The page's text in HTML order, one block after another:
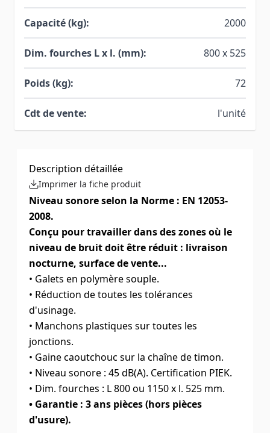
Capacité (kg): 2000
Dim. fourches L x l. (mm): 800 x 525
Poids (kg): 72
Cdt de vente: l'unité
Description détaillée
Imprimer la fiche produit
Niveau sonore selon la Norme : EN 12053-
2008.
Conçu pour travailler dans des zones où le
niveau de bruit doit être réduit : livraison
nocturne, surface de vente...
• Galets en polymère souple.
• Réduction de toutes les tolérances
d'usinage.
• Manchons plastiques sur toutes les
jonctions.
• Gaine caoutchouc sur la chaîne de timon.
• Niveau sonore : 45 dB(A). Certification PIEK.
• Dim. fourches : L 800 ou 1150 x l. 525 mm.
• Garantie : 3 ans pièces (hors pièces
d'usure).